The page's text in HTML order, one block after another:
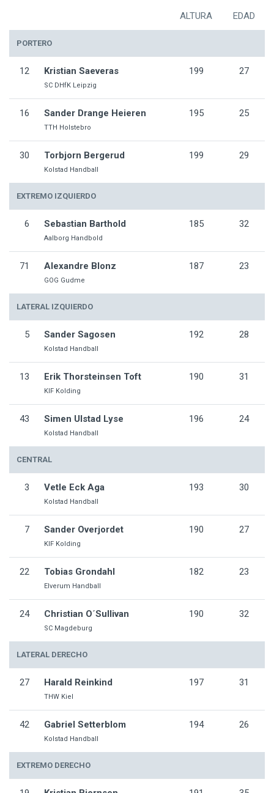
ALTURA EDAD
PORTERO
12 Kristian Saeveras
SC DHfK Leipzig
199 27
16 Sander Drange Heieren
TTH Holstebro
195 25
30 Torbjorn Bergerud
Kolstad Handball
199 29
EXTREMO IZQUIERDO
6 Sebastian Barthold
Aalborg Handbold
185 32
71 Alexandre Blonz
GOG Gudme
187 23
LATERAL IZQUIERDO
5 Sander Sagosen
Kolstad Handball
192 28
13 Erik Thorsteinsen Toft
KIF Kolding
190 31
43 Simen Ulstad Lyse
Kolstad Handball
196 24
CENTRAL
3 Vetle Eck Aga
Kolstad Handball
193 30
7 Sander Overjordet
KIF Kolding
190 27
22 Tobias Grondahl
Elverum Handball
182 23
24 Christian O´Sullivan
SC Magdeburg
190 32
LATERAL DERECHO
27 Harald Reinkind
THW Kiel
197 31
42 Gabriel Setterblom
Kolstad Handball
194 26
EXTREMO DERECHO